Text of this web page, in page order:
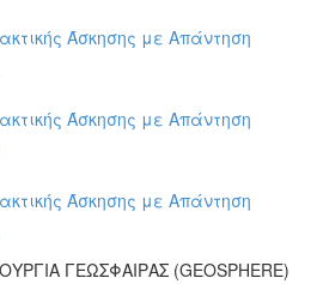
Άσκησης με Απάντηση
Άσκησης με Απάντηση
Άσκησης με Απάντηση
ΓΕΩΣΦΑΙΡΑΣ (GEOSPHERE)